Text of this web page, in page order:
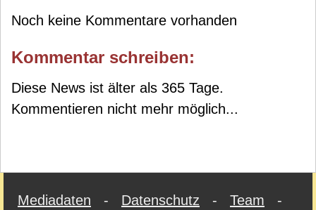
Noch keine Kommentare vorhanden
Kommentar schreiben:
Diese News ist älter als 365 Tage.
Kommentieren nicht mehr möglich...
Mediadaten - Datenschutz - Team -